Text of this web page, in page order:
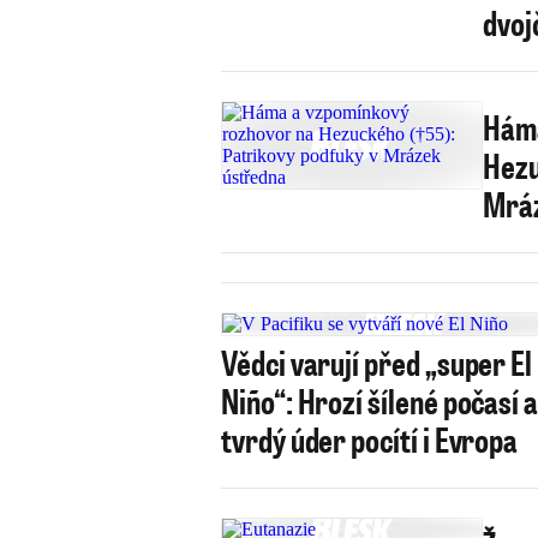
Vědci varují před „super El
Niño“: Hrozí šílené počasí a
tvrdý úder pocítí i Evropa